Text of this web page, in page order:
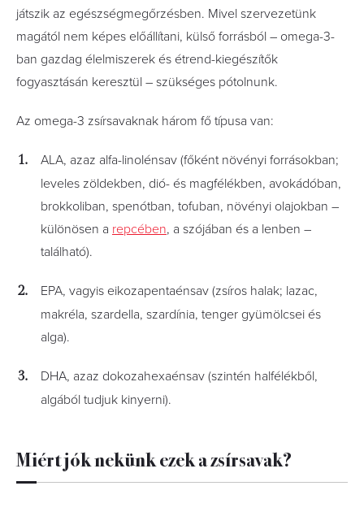
játszik az egészségmegőrzésben. Mivel szervezetünk
magától nem képes előállítani, külső forrásból – omega-3-
ban gazdag élelmiszerek és étrend-kiegészítők
fogyasztásán keresztül – szükséges pótolnunk.
Az omega-3 zsírsavaknak három fő típusa van:
ALA, azaz alfa-linolénsav (főként növényi forrásokban;
leveles zöldekben, dió- és magfélékben, avokádóban,
brokkoliban, spenótban, tofuban, növényi olajokban –
különösen a repcében, a szójában és a lenben –
található).
EPA, vagyis eikozapentaénsav (zsíros halak; lazac,
makréla, szardella, szardínia, tenger gyümölcsei és
alga).
DHA, azaz dokozahexaénsav (szintén halfélékből,
algából tudjuk kinyerni).
Miért jók nekünk ezek a zsírsavak?